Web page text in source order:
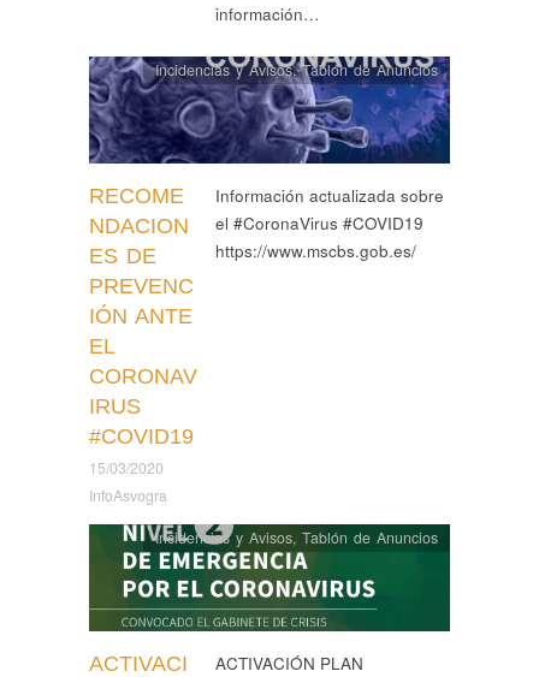
información…
RECOME
NDACION
ES DE
PREVENC
IÓN ANTE
EL
CORONAV
IRUS
#COVID19
15/03/2020
InfoAsvogra
Incidencias y Avisos,Tablón de Anuncios
Información actualizada sobre
el #CoronaVirus #COVID19
https://www.mscbs.gob.es/
ACTIVACI
Incidencias y Avisos,Tablón de Anuncios
ACTIVACIÓN PLAN